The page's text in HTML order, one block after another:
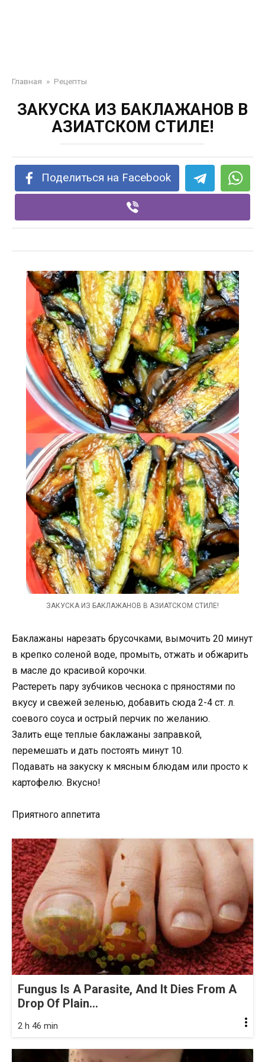
Главная » Рецепты
ЗАКУСКА ИЗ БАКЛАЖАНОВ В
АЗИАТСКОМ СТИЛЕ!
Поделиться на Facebook
ЗАКУСКА ИЗ БАКЛАЖАНОВ В АЗИАТСКОМ СТИЛЕ!
Баклажаны нарезать брусочками, вымочить 20 минут
в крепко соленой воде, промыть, отжать и обжарить
в масле до красивой корочки.
Растереть пару зубчиков чеснока с пряностями по
вкусу и свежей зеленью, добавить сюда 2-4 ст. л.
соевого соуса и острый перчик по желанию.
Залить еще теплые баклажаны заправкой,
перемешать и дать постоять минут 10.
Подавать на закуску к мясным блюдам или просто к
картофелю. Вкусно!
Приятного аппетита
Fungus Is A Parasite, And It Dies From A
Drop Of Plain...
2 h 46 min